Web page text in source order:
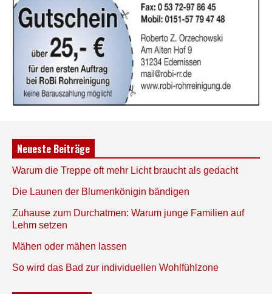
Neueste Beiträge
Warum die Treppe oft mehr Licht braucht als gedacht
Die Launen der Blumenkönigin bändigen
Zuhause zum Durchatmen: Warum junge Familien auf
Lehm setzen
Mähen oder mähen lassen
So wird das Bad zur individuellen Wohlfühlzone